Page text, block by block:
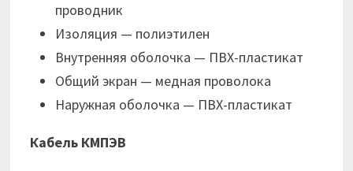
проводник
Изоляция — полиэтилен
Внутренняя оболочка — ПВХ-пластикат
Общий экран — медная проволока
Наружная оболочка — ПВХ-пластикат
Кабель КМПЭВ